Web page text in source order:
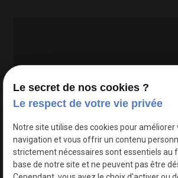
Google Maps Search API est désactivé.
Le secret de nos cookies ?
Le respect de votre vie privée
Notre site utilise des cookies pour
navigation et vous offrir un contenu
strictement nécessaires sont essentiels au
base de notre site et ne peuvent pas être